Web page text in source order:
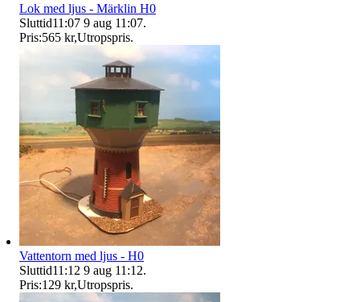
Lok med ljus - Märklin H0
Sluttid11:07 9 aug 11:07.
Pris:565 kr,Utropspris.
Vattentorn med ljus - H0
Sluttid11:12 9 aug 11:12.
Pris:129 kr,Utropspris.